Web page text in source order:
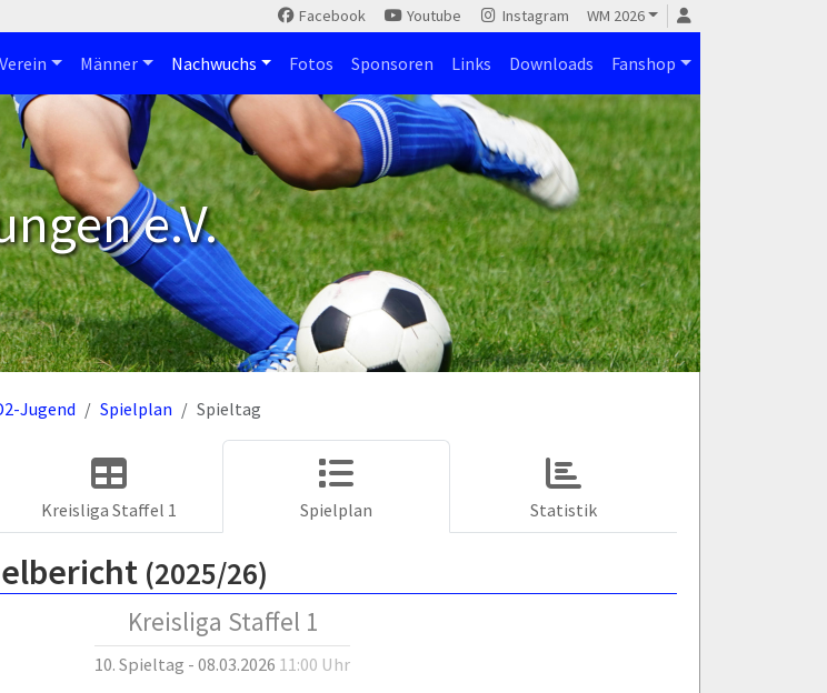
Facebook Youtube Instagram WM 2026
Verein Männer Nachwuchs Fotos Sponsoren Links Downloads Fanshop
e.V.
Jugend Spielplan Spieltag
Kreisliga Staffel 1 Spielplan Statistik
(2025/26)
Kreisliga Staffel 1
10. Spieltag - 08.03.2026 11:00 Uhr